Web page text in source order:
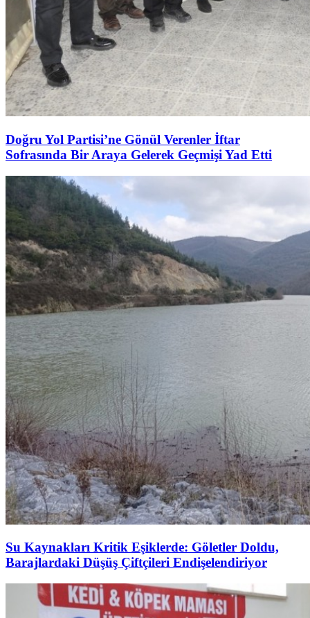
Doğru Yol Partisi’ne Gönül Verenler İftar
Sofrasında Bir Araya Gelerek Geçmişi Yad Etti
Su Kaynakları Kritik Eşiklerde: Göletler Doldu,
Barajlardaki Düşüş Çiftçileri Endişelendiriyor